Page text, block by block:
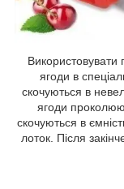
Використовувати
ягоди в
скочуються в
ягоди
скочуються в
лоток. Після